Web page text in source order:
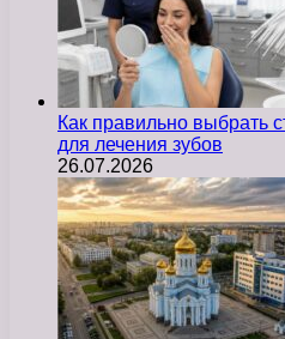
Как правильно выбрать
для лечения зубов
26.07.2026